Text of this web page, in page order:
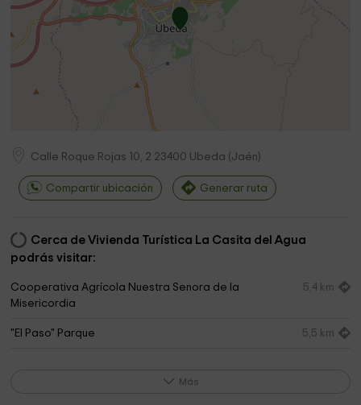
Calle Roque Rojas 10, 2 23400 Ubeda (Jaén)
Compartir ubicación Generar ruta
Cerca de Vivienda Turística La Casita del Agua
podrás visitar:
Cooperativa Agrícola Nuestra Senora de la
Misericordia
5,4 km
"El Paso" Parque 5,5 km
Más